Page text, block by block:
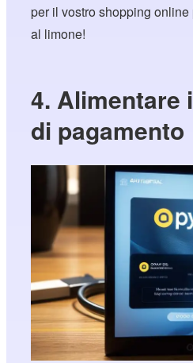
per il vostro shopping
al limone!
4. Alimentare
di pagamento